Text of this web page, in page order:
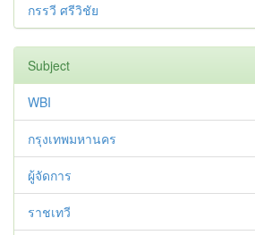
กรรวี ศรีวิชัย
Subject
WBI
กรุงเทพมหานคร
ผู้จัดการ
ราชเทวี